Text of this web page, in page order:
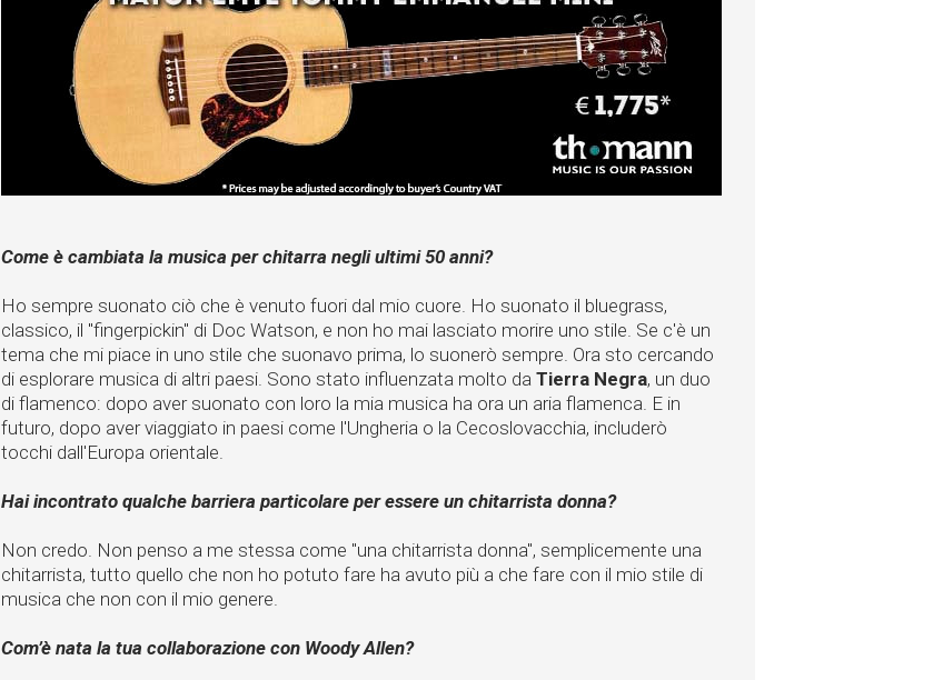
Come è cambiata la musica per chitarra negli ultimi 50 anni?
Ho sempre suonato ciò che è venuto fuori dal mio cuore. Ho suonato il bluegrass,
classico, il "fingerpickin" di Doc Watson, e non ho mai lasciato morire uno stile. Se c'è un
tema che mi piace in uno stile che suonavo prima, lo suonerò sempre. Ora sto cercando
di esplorare musica di altri paesi. Sono stato influenzata molto da Tierra Negra, un duo
di flamenco: dopo aver suonato con loro la mia musica ha ora un aria flamenca. E in
futuro, dopo aver viaggiato in paesi come l'Ungheria o la Cecoslovacchia, includerò
tocchi dall'Europa orientale.
Hai incontrato qualche barriera particolare per essere un chitarrista donna?
Non credo. Non penso a me stessa come "una chitarrista donna", semplicemente una
chitarrista, tutto quello che non ho potuto fare ha avuto più a che fare con il mio stile di
musica che non con il mio genere.
Com’è nata la tua collaborazione con Woody Allen?